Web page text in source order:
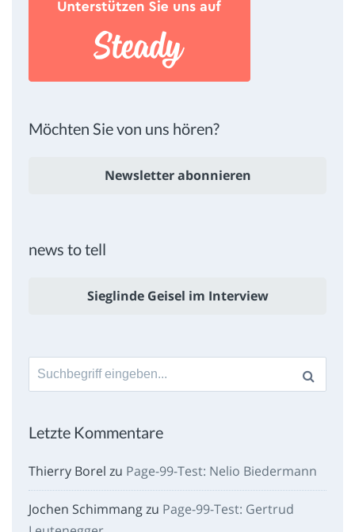
Möchten Sie von uns hören?
Newsletter abonnieren
news to tell
Sieglinde Geisel im Interview
Suche
nach:
Letzte Kommentare
Thierry Borel zu Page-99-Test: Nelio Biedermann
Jochen Schimmangzu Page-99-Test: Gertrud